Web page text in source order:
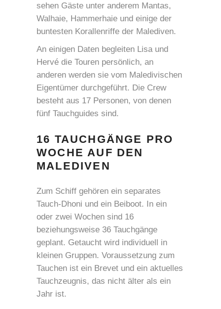
sehen Gäste unter anderem Mantas,
Walhaie, Hammerhaie und einige der
buntesten Korallenriffe der Malediven.
An einigen Daten begleiten Lisa und
Hervé die Touren persönlich, an
anderen werden sie vom Maledivischen
Eigentümer durchgeführt. Die Crew
besteht aus 17 Personen, von denen
fünf Tauchguides sind.
16 TAUCHGÄNGE PRO
WOCHE AUF DEN
MALEDIVEN
Zum Schiff gehören ein separates
Tauch-Dhoni und ein Beiboot. In ein
oder zwei Wochen sind 16
beziehungsweise 36 Tauchgänge
geplant. Getaucht wird individuell in
kleinen Gruppen. Voraussetzung zum
Tauchen ist ein Brevet und ein aktuelles
Tauchzeugnis, das nicht älter als ein
Jahr ist.